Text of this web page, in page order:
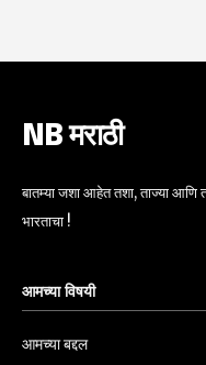
NB मराठी
बातम्या जशा आहेत तशा, ताज्या आणि
भारताचा !
आमच्या विषयी
आमच्या बद्दल